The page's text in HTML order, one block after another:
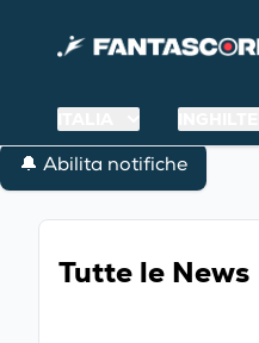
🔔 Abilita notifiche
Tutte le News